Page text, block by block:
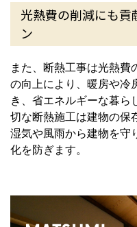
光熱費の削減にも貢
ン
また、断熱工事は光熱費
の向上により、暖房や冷
き、省エネルギーな暮ら
切な断熱施工は建物の保
湿気や風雨から建物を守
化を防ぎます。